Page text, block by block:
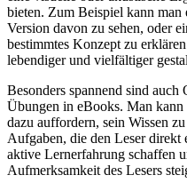
bieten. Zum Beispiel kann
Version davon zu sehen, oder
bestimmtes Konzept zu⁢
lebendiger und vielfältiger
Besonders spannend sind
Übungen in eBooks. Man
dazu auffordern, sein Wissen
Aufgaben, die den Leser direkt
aktive Lernerfahrung ​schaffen
⁤Aufmerksamkeit des Lesers